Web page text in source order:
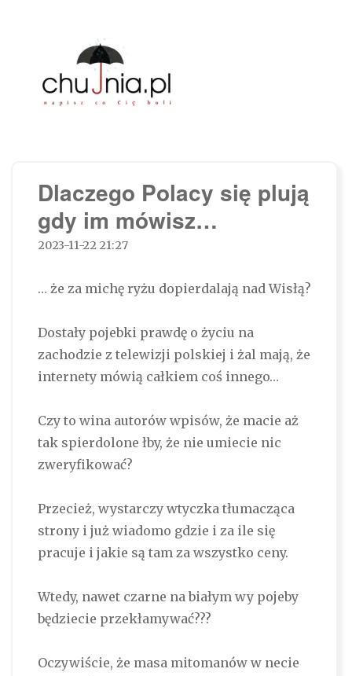
Dlaczego Polacy się plują
gdy im mówisz…
2023-11-22 21:27
… że za michę ryżu dopierdalają nad Wisłą?
Dostały pojebki prawdę o życiu na
zachodzie z telewizji polskiej i żal mają, że
internety mówią całkiem coś innego…
Czy to wina autorów wpisów, że macie aż
tak spierdolone łby, że nie umiecie nic
zweryfikować?
Przecież, wystarczy wtyczka tłumacząca
strony i już wiadomo gdzie i za ile się
pracuje i jakie są tam za wszystko ceny.
Wtedy, nawet czarne na białym wy pojeby
będziecie przekłamywać???
Oczywiście, że masa mitomanów w necie